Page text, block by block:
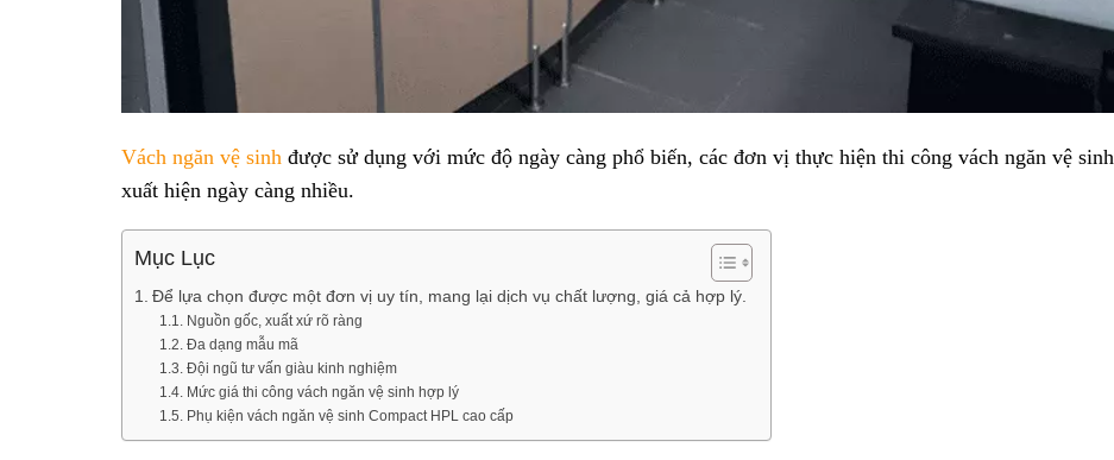
Vách ngăn vệ sinh được sử dụng với mức độ ngày càng phổ biến, các đơn vị thực hiện thi công vách ngăn vệ sinh
xuất hiện ngày càng nhiều.
Mục Lục
Để lựa chọn được một đơn vị uy tín, mang lại dịch vụ chất lượng, giá cả hợp lý.
Nguồn gốc, xuất xứ rõ ràng
Đa dạng mẫu mã
Đội ngũ tư vấn giàu kinh nghiệm
Mức giá thi công vách ngăn vệ sinh hợp lý
Phụ kiện vách ngăn vệ sinh Compact HPL cao cấp